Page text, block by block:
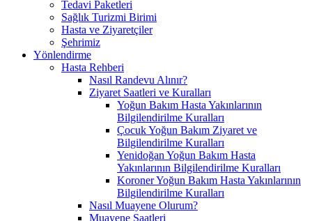
Tedavi Paketleri
Sağlık Turizmi Birimi
Hasta ve Ziyaretçiler
Şehrimiz
Yönlendirme
Hasta Rehberi
Nasıl Randevu Alınır?
Ziyaret Saatleri ve Kuralları
Yoğun Bakım Hasta Yakınlarının
Bilgilendirilme Kuralları
Çocuk Yoğun Bakım Ziyaret ve
Bilgilendirilme Kuralları
Yenidoğan Yoğun Bakım Hasta
Yakınlarının Bilgilendirilme Kuralları
Koroner Yoğun Bakım Hasta Yakınlarının
Bilgilendirilme Kuralları
Nasıl Muayene Olurum?
Muayene Saatleri